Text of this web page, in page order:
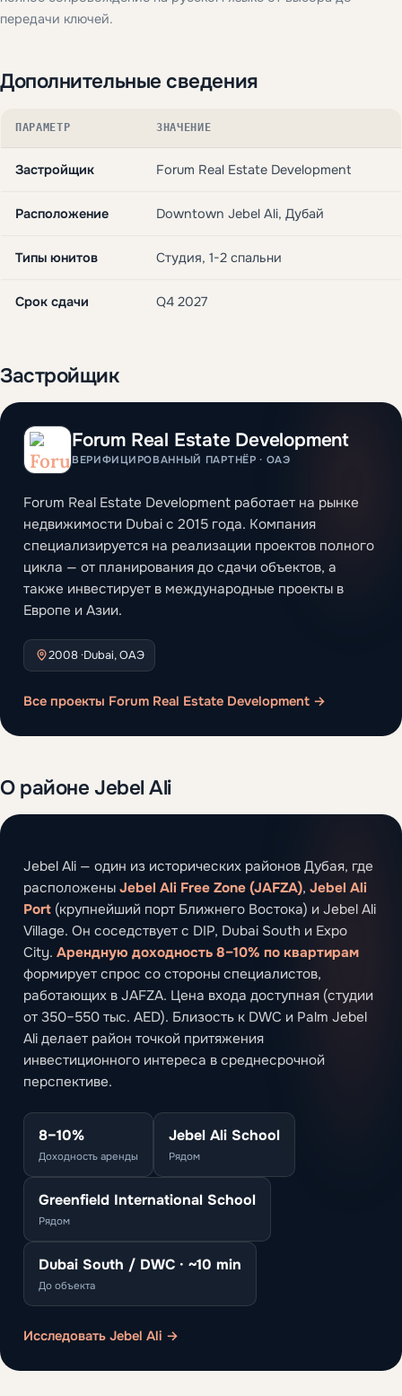
передачи ключей.
Дополнительные сведения
ПАРАМЕТР ЗНАЧЕНИЕ
Застройщик Forum Real Estate Development
Расположение Downtown Jebel Ali, Дубай
Типы юнитов Студия, 1-2 спальни
Срок сдачи Q4 2027
Застройщик
Forum Real Estate Development
ВЕРИФИЦИРОВАННЫЙ ПАРТНЁР · ОАЭ
Forum Real Estate Development работает на рынке
недвижимости Dubai с 2015 года. Компания
специализируется на реализации проектов полного
цикла — от планирования до сдачи объектов, а
также инвестирует в международные проекты в
Европе и Азии.
2008 ·Dubai, ОАЭ
Все проекты Forum Real Estate Development →
О районе Jebel Ali
Jebel Ali — один из исторических районов Дубая, где
расположены Jebel Ali Free Zone (JAFZA), Jebel Ali
Port (крупнейший порт Ближнего Востока) и Jebel Ali
Village. Он соседствует с DIP, Dubai South и Expo
City. Арендную доходность 8–10% по квартирам
формирует спрос со стороны специалистов,
работающих в JAFZA. Цена входа доступная (студии
от 350–550 тыс. AED). Близость к DWC и Palm Jebel
Ali делает район точкой притяжения
инвестиционного интереса в среднесрочной
перспективе.
8–10%
Доходность аренды
Jebel Ali School
Рядом
Greenfield International School
Рядом
Dubai South / DWC · ~10 min
До объекта
Исследовать Jebel Ali →